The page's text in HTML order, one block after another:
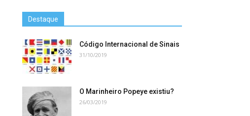
Destaque
Código Internacional de Sinais
31/10/2019
O Marinheiro Popeye existiu?
26/03/2019